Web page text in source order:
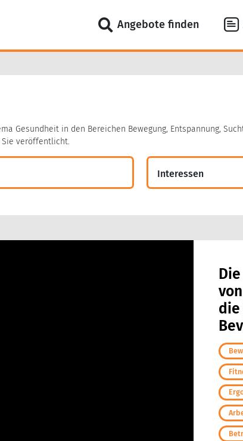
Angebote finden
Gesundheit in den Bereichen Bewegung, Entspannung,
veröffentlicht.
Interessen
Entspannung
Gesundheit und